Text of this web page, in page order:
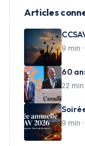
Articles
9 min ·
60
22 min
9 min ·